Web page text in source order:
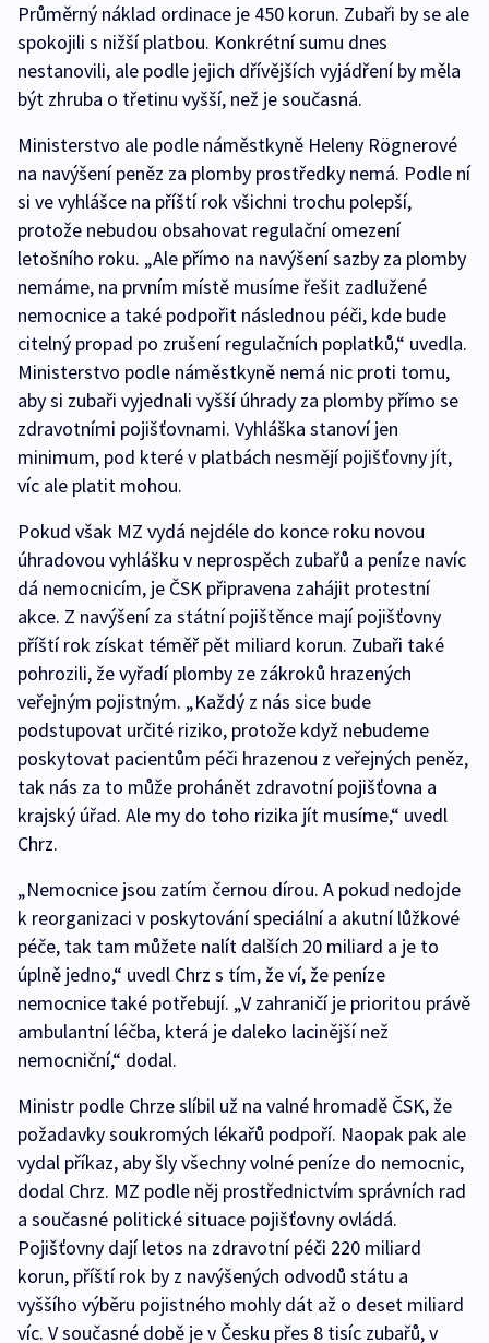
Průměrný náklad ordinace je 450 korun. Zubaři by se ale
spokojili s nižší platbou. Konkrétní sumu dnes
nestanovili, ale podle jejich dřívějších vyjádření by měla
být zhruba o třetinu vyšší, než je současná.
Ministerstvo ale podle náměstkyně Heleny Rögnerové
na navýšení peněz za plomby prostředky nemá. Podle ní
si ve vyhlášce na příští rok všichni trochu polepší,
protože nebudou obsahovat regulační omezení
letošního roku. „Ale přímo na navýšení sazby za plomby
nemáme, na prvním místě musíme řešit zadlužené
nemocnice a také podpořit následnou péči, kde bude
citelný propad po zrušení regulačních poplatků,“ uvedla.
Ministerstvo podle náměstkyně nemá nic proti tomu,
aby si zubaři vyjednali vyšší úhrady za plomby přímo se
zdravotními pojišťovnami. Vyhláška stanoví jen
minimum, pod které v platbách nesmějí pojišťovny jít,
víc ale platit mohou.
Pokud však MZ vydá nejdéle do konce roku novou
úhradovou vyhlášku v neprospěch zubařů a peníze navíc
dá nemocnicím, je ČSK připravena zahájit protestní
akce. Z navýšení za státní pojištěnce mají pojišťovny
příští rok získat téměř pět miliard korun. Zubaři také
pohrozili, že vyřadí plomby ze zákroků hrazených
veřejným pojistným. „Každý z nás sice bude
podstupovat určité riziko, protože když nebudeme
poskytovat pacientům péči hrazenou z veřejných peněz,
tak nás za to může prohánět zdravotní pojišťovna a
krajský úřad. Ale my do toho rizika jít musíme,“ uvedl
Chrz.
„Nemocnice jsou zatím černou dírou. A pokud nedojde
k reorganizaci v poskytování speciální a akutní lůžkové
péče, tak tam můžete nalít dalších 20 miliard a je to
úplně jedno,“ uvedl Chrz s tím, že ví, že peníze
nemocnice také potřebují. „V zahraničí je prioritou právě
ambulantní léčba, která je daleko lacinější než
nemocniční,“ dodal.
Ministr podle Chrze slíbil už na valné hromadě ČSK, že
požadavky soukromých lékařů podpoří. Naopak pak ale
vydal příkaz, aby šly všechny volné peníze do nemocnic,
dodal Chrz. MZ podle něj prostřednictvím správních rad
a současné politické situace pojišťovny ovládá.
Pojišťovny dají letos na zdravotní péči 220 miliard
korun, příští rok by z navýšených odvodů státu a
vyššího výběru pojistného mohly dát až o deset miliard
víc. V současné době je v Česku přes 8 tisíc zubařů, v